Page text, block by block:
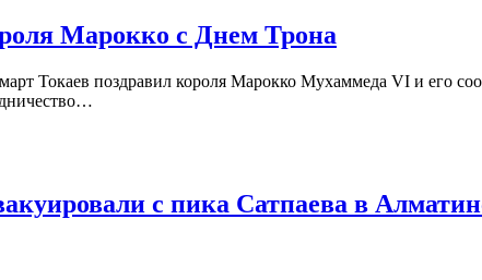
Марокко с Днем Трона
Токаев поздравил короля Марокко Мухаммеда VI и его
с пика Сатпаева в